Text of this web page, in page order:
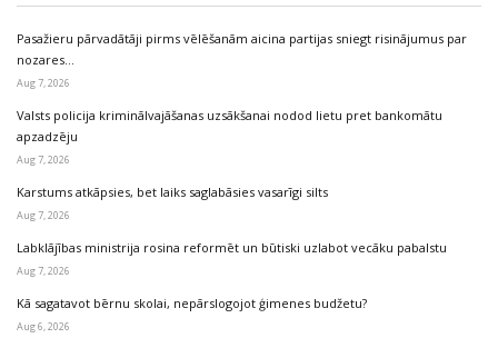
Pasažieru pārvadātāji pirms vēlēšanām aicina partijas sniegt risinājumus par
nozares…
Aug 7, 2026
Valsts policija kriminālvajāšanas uzsākšanai nodod lietu pret bankomātu
apzadzēju
Aug 7, 2026
Karstums atkāpsies, bet laiks saglabāsies vasarīgi silts
Aug 7, 2026
Labklājības ministrija rosina reformēt un būtiski uzlabot vecāku pabalstu
Aug 7, 2026
Kā sagatavot bērnu skolai, nepārslogojot ģimenes budžetu?
Aug 6, 2026